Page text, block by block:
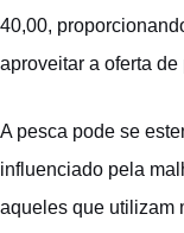
40,00,
aproveitar a oferta de
A pesca pode se
influenciado pela
aqueles que utilizam